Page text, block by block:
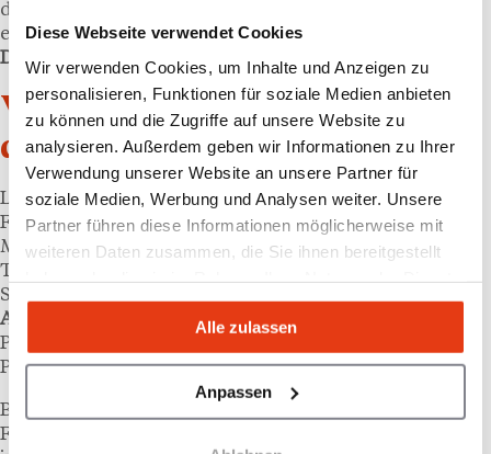
Diese Webseite verwendet Cookies
Wir verwenden Cookies, um Inhalte und Anzeigen zu
personalisieren, Funktionen für soziale Medien anbieten
zu können und die Zugriffe auf unsere Website zu
analysieren. Außerdem geben wir Informationen zu Ihrer
Verwendung unserer Website an unsere Partner für
soziale Medien, Werbung und Analysen weiter. Unsere
Partner führen diese Informationen möglicherweise mit
weiteren Daten zusammen, die Sie ihnen bereitgestellt
gesammelt haben.
Alle zulassen
Anpassen
digitale Kompetenz in besonderer Weise vereint”,
erklärtLevent Isli, General Manager von KFC
Deutschland
Von AmRest zur Markenseite:
das Profil von Julia Lehnert
Lehnert bringt mehr als 15 Jahreinternationale
Führungserfahrung mit, unter anderem in
Markenentwicklung, Recht, Franchise und
Transformation im Handel und in der
Systemgastronomie. Zuletzt verantwortete sie bei der
AmRest Group
als Director Development die
Portfoliostrategie für Marken wie KFC, Starbucks,
Pizza Hut, Sushi Shop und La Tagliatella.
Bemerkenswert ist ihr Wechsel von der
Franchisenehmer- auf die Markenseite. Durch ihren